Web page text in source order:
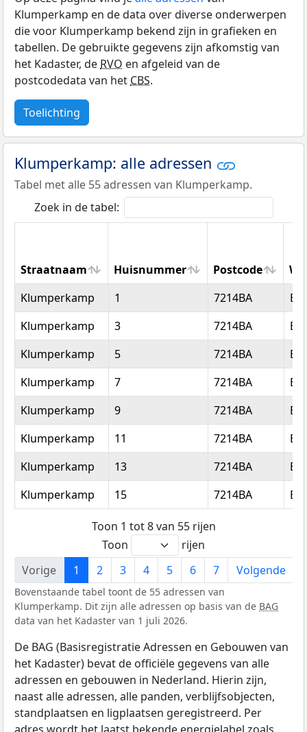
Klumperkamp en de data over diverse onderwerpen
die voor Klumperkamp bekend zijn in grafieken en
tabellen. De gebruikte gegevens zijn afkomstig van
het Kadaster, deRVO en afgeleid van de
postcodedata van hetCBS.
Toelichting
Klumperkamp: alle adressen
Tabel met alle 55 adressen van Klumperkamp.
Zoek in de tabel:
Straatnaam Huisnummer Postcode
Straatnaam
Huisnummer Postcode
Klumperkamp 1 7214BA
Klumperkamp
3 7214BA
Klumperkamp
5 7214BA
Klumperkamp
7 7214BA
Klumperkamp
9 7214BA
Klumperkamp
11 7214BA
Klumperkamp
13 7214BA
Klumperkamp
15 7214BA
Toon 1 tot 8 van 55 rijen
Toon
rijen
Vorige
1 2 3 4 5 6 7 Volgende
Bovenstaande tabel toont de 55 adressen van
Klumperkamp. Dit zijn alle adressen op basis van de BAG
data van het Kadaster van 1 juli 2026.
De BAG (Basisregistratie Adressen en Gebouwen van
het Kadaster) bevat de officiële gegevens van alle
adressen en gebouwen in Nederland. Hierin zijn,
naast alle adressen, alle panden, verblijfsobjecten,
standplaatsen en ligplaatsen geregistreerd. Per